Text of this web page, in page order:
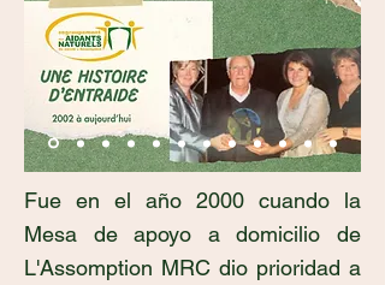
Fue en el año 2000 cuando la
Mesa de apoyo a domicilio de
L'Assomption MRC dio prioridad a